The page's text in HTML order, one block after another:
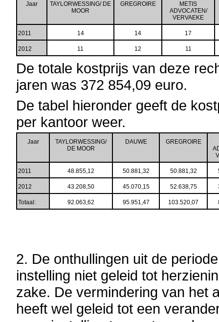
Jaar
TAYLORWESSING/ DE
MOOR
GREGROIRE
METIS
ADVOCATEN/
VERVAEKE
2011 14 14 17
2012 11 12 11
De totale kostprijs van deze
jaren was 372 854,09 euro.
De tabel hieronder geeft de
per kantoor weer.
Jaar
TAYLORWESSING/
DE MOOR
DAUWE
GREGROIRE
2011 48.855,12 50.881,32 50.881,32
2012 43.208,50 45.070,15 52.638,75
Totaal: 92.063,62 95.951,47 103.520,07
2. De onthullingen uit de
instelling niet geleid tot
zake. De vermindering van het
heeft wel geleid tot een